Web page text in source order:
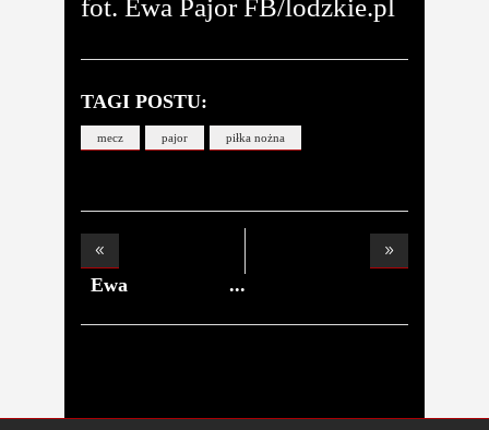
fot. Ewa Pajor FB/lodzkie.pl
TAGI POSTU:
mecz pajor piłka nożna
Ewa